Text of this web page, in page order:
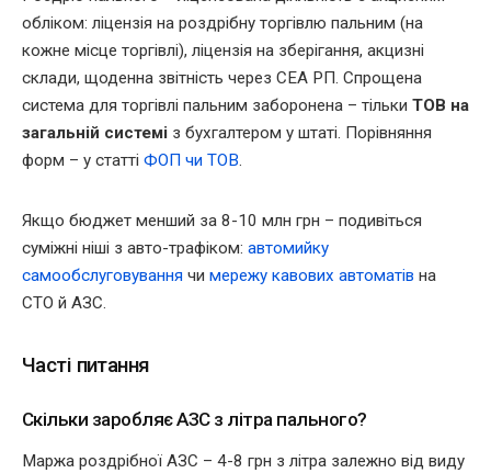
обліком: ліцензія на роздрібну торгівлю пальним (на
кожне місце торгівлі), ліцензія на зберігання, акцизні
склади, щоденна звітність через СЕА РП. Спрощена
система для торгівлі пальним заборонена – тільки ТОВ на
загальній системі з бухгалтером у штаті. Порівняння
форм – у статті ФОП чи ТОВ.
Якщо бюджет менший за 8-10 млн грн – подивіться
суміжні ніші з авто-трафіком: автомийку
самообслуговування чи мережу кавових автоматів на
СТО й АЗС.
Часті питання
Скільки заробляє АЗС з літра пального?
Маржа роздрібної АЗС – 4-8 грн з літра залежно від виду